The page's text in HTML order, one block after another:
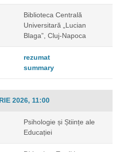
Biblioteca Centrală
Universitară „Lucian
Blaga”, Cluj-Napoca
rezumat
summary
2026, 11:00
Psihologie și Științe ale
Educației